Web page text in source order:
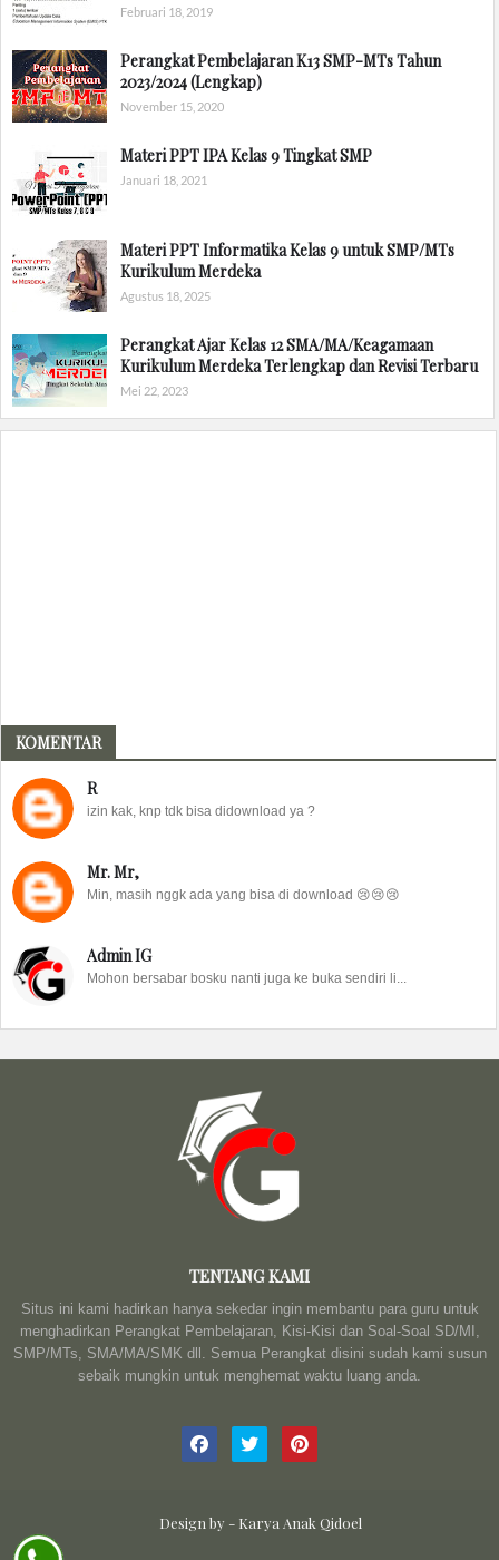
Februari 18, 2019
Perangkat Pembelajaran K13 SMP-MTs Tahun
2023/2024 (Lengkap)
November 15, 2020
Materi PPT IPA Kelas 9 Tingkat SMP
Januari 18, 2021
Materi PPT Informatika Kelas 9 untuk SMP/MTs
Kurikulum Merdeka
Agustus 18, 2025
Perangkat Ajar Kelas 12 SMA/MA/Keagamaan
Kurikulum Merdeka Terlengkap dan Revisi Terbaru
Mei 22, 2023
KOMENTAR
R
izin kak, knp tdk bisa didownload ya ?
Mr. Mr,
Min, masih nggk ada yang bisa di download 😢😢😢
Admin IG
Mohon bersabar bosku nanti juga ke buka sendiri li...
TENTANG KAMI
Situs ini kami hadirkan hanya sekedar ingin membantu para guru untuk
menghadirkan Perangkat Pembelajaran, Kisi-Kisi dan Soal-Soal SD/MI,
SMP/MTs, SMA/MA/SMK dll. Semua Perangkat disini sudah kami susun
sebaik mungkin untuk menghemat waktu luang anda.
Design by - Karya Anak Qidoel